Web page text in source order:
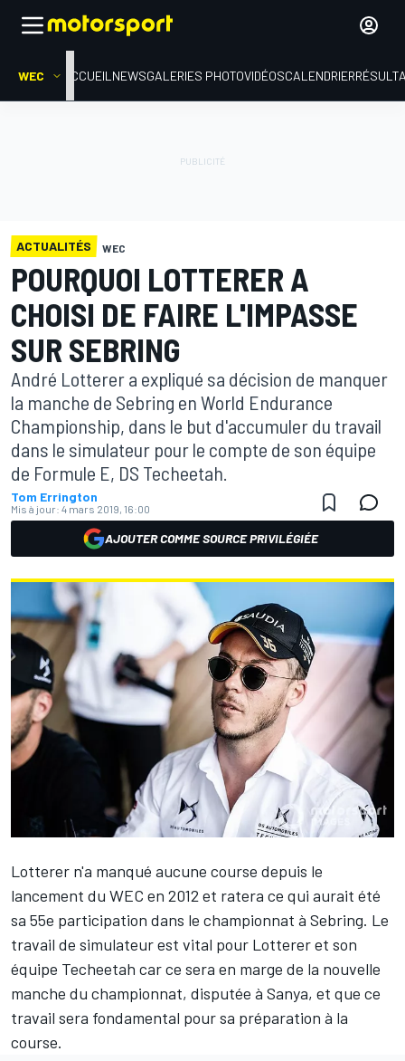
WEC ACCUEIL NEWSGALERIES PHOTOVIDÉOSCALENDRIER
ACTUALITÉS WEC
POURQUOI LOTTERER A
CHOISI DE FAIRE L'IMPASSE
SUR SEBRING
André Lotterer a expliqué sa décision de manquer
la manche de Sebring en World Endurance
Championship, dans le but d'accumuler du travail
dans le simulateur pour le compte de son équipe
de Formule E, DS Techeetah.
Tom Errington
Mis à jour: 4 mars 2019, 16:00
AJOUTER COMME SOURCE PRIVILÉGIÉE
Lotterer n'a manqué aucune course depuis le
lancement du WEC en 2012 et ratera ce qui aurait été
sa 55e participation dans le championnat à Sebring. Le
travail de simulateur est vital pour Lotterer et son
équipe Techeetah car ce sera en marge de la nouvelle
manche du championnat, disputée à Sanya, et que ce
travail sera fondamental pour sa préparation à la
course.